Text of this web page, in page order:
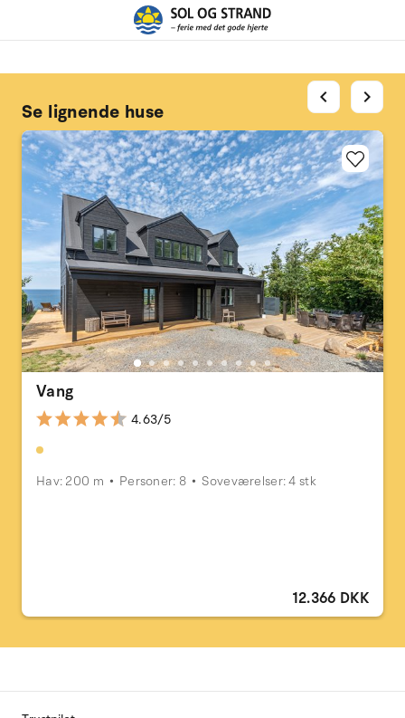
Se lignende huse
Vang
4.63/5
Hav: 200 m Personer: 8 Soveværelser: 4 stk
12.366 DKK
chevron_left chevron_right